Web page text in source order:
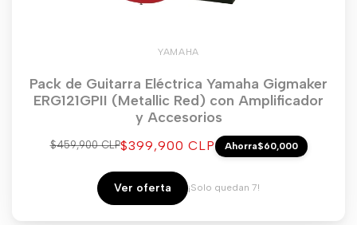
YAMAHA
Pack de Guitarra Eléctrica Yamaha Gigmaker
ERG121GPII (Metallic Red) con Amplificador
y Accesorios
Precio
$459,900 CLPPrecio
venta
$399,900 CLP Ahorra$60,000
Ver oferta ¡Solo quedan 7!